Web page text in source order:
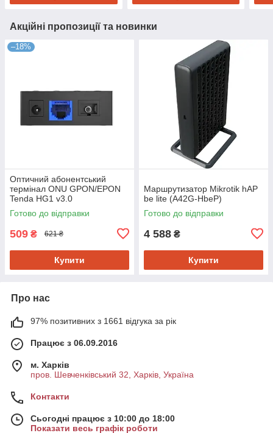
Акційні пропозиції та новинки
–18%
Оптичний абонентський
термінал ONU GPON/EPON
Tenda HG1 v3.0
Готово до відправки
509 ₴ 621 ₴
Купити
Маршрутизатор Mikrotik hAP
be lite (A42G-HbeP)
Готово до відправки
4 588 ₴
Купити
Про нас
97% позитивних з 1661 відгука за рік
Працює з 06.09.2016
м. Харків
пров. Шевченківський 32, Харків, Україна
Контакти
Сьогодні працює з 10:00 до 18:00
Показати весь графік роботи